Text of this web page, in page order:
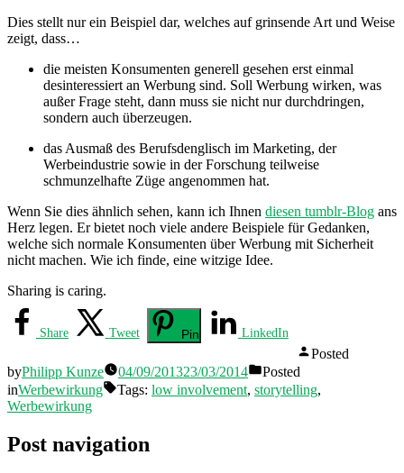
Dies stellt nur ein Beispiel dar, welches auf grinsende Art und Weise
zeigt, dass…
die meisten Konsumenten generell gesehen erst einmal
desinteressiert an Werbung sind. Soll Werbung wirken, was
außer Frage steht, dann muss sie nicht nur durchdringen,
sondern auch überzeugen.
das Ausmaß des Berufsdenglisch im Marketing, der
Werbeindustrie sowie in der Forschung teilweise
schmunzelhafte Züge angenommen hat.
Wenn Sie dies ähnlich sehen, kann ich Ihnen diesen tumblr-Blog ans
Herz legen. Er bietet noch viele andere Beispiele für Gedanken,
welche sich normale Konsumenten über Werbung mit Sicherheit
nicht machen. Wie ich finde, eine witzige Idee.
Sharing is caring.
Share Tweet Pin LinkedIn
Posted
byPhilipp Kunze 04/09/201323/03/2014
Posted
inWerbewirkung Tags: low involvement, storytelling,
Werbewirkung
Post navigation